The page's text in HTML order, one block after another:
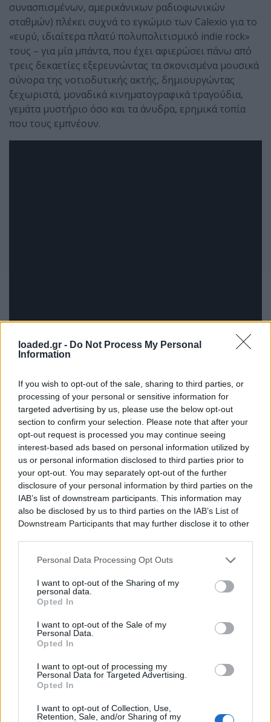
loaded.gr - Do Not Process My Personal
Information
If you wish to opt-out of the sale, sharing to third parties, or
processing of your personal or sensitive information for
targeted advertising by us, please use the below opt-out
section to confirm your selection. Please note that after your
opt-out request is processed you may continue seeing
interest-based ads based on personal information utilized by
us or personal information disclosed to third parties prior to
your opt-out. You may separately opt-out of the further
disclosure of your personal information by third parties on the
IAB’s list of downstream participants. This information may
also be disclosed by us to third parties on the IAB’s List of
Downstream Participants that may further disclose it to other
Personal Data Processing Opt Outs
I want to opt-out of the Sharing of my
personal data.
Opted In
I want to opt-out of the Sale of my
Personal Data.
Opted In
I want to opt-out of processing my
Personal Data for Targeted Advertising.
Opted In
I want to opt-out of Collection, Use,
Retention, Sale, and/or Sharing of my
συνασπισμένων, αμερικάνικων ραδιοφωνικών
σταθμών) πλέκει συχνά το εγκώμιο των Calexio για το
«ευρύ, ιδιαίτερα πλατύ πολυπολιτισμικό indie rock»
τους – για μία μπάντα, που έχει αφιερώσει πάνω από
τρεις δεκαετίες εξερευνώντας τα σκονισμένα μουσικά
σύνορα της νοτιοδυτικής ακτής, δημιουργώντας
ξεχωριστά, μοναδικά κινηματογραφικά τραγούδια,
γεμάτα μυστήριο όσο και τα άνυδρα, ερημικά τοπία
που τους εμπνέουν.
Washington Postχαρακτηρίζει τις ζωντανές τους
εμφανίσεις «σχεδόν αλάνθαστες», ενώ η Chicago
«καθηλωτική τους αφοσίωση» και το WNYC
εντυπωσιάζεται από την ικανότητά τους να
«βρυχώνται σαν τους Sonic Youth [και] να ψιθυρίζουν
Στην πορεία τους, οι Calexico, έγιναν περιζήτητοι
συνεργάτες τόσο στο στούντιο όσο και στη σκηνή, με
το χαμαιλεοντικό τους χάρισμα να μεταμορφώνονται
και να αλλάζουν ηχητικά πρόσωπα. Εκτός από δύο
εξαιρετικά επιτυχημένα άλμπουμ σε συνεργασία με
τον σταθερό συνοδοιπόρο τους, Iron & Wine (με το